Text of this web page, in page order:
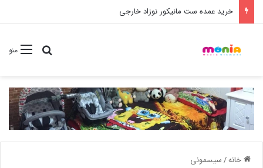
خرید شامپو سر و بدن 500 میل کودک موستلا
منوجستجو
خانه/سیسمونی